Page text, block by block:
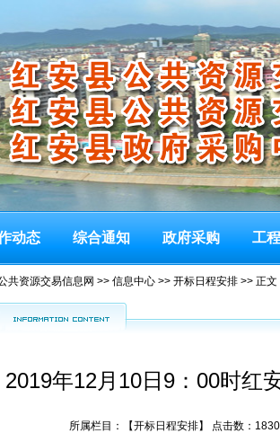
动态 综合通知 政府采购 工
共资源交易信息网 >> 信息中心 >> 开标日程安排 >> 正文
2019年12月10日9：00时红
所属栏目：【开标日程安排】 点击数：